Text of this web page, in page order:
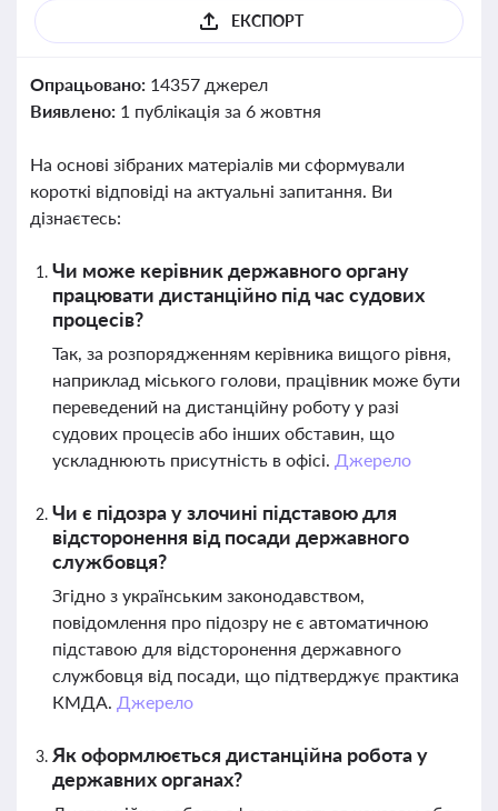
ЕКСПОРТ
Опрацьовано: 14357 джерел
Виявлено: 1 публікація за 6 жовтня
На основі зібраних матеріалів ми сформували
короткі відповіді на актуальні запитання. Ви
дізнаєтесь:
Чи може керівник державного органу
працювати дистанційно під час судових
процесів?
Так, за розпорядженням керівника вищого рівня,
наприклад міського голови, працівник може бути
переведений на дистанційну роботу у разі
судових процесів або інших обставин, що
ускладнюють присутність в офісі. Джерело
Чи є підозра у злочині підставою для
відсторонення від посади державного
службовця?
Згідно з українським законодавством,
повідомлення про підозру не є автоматичною
підставою для відсторонення державного
службовця від посади, що підтверджує практика
КМДА. Джерело
Як оформлюється дистанційна робота у
державних органах?